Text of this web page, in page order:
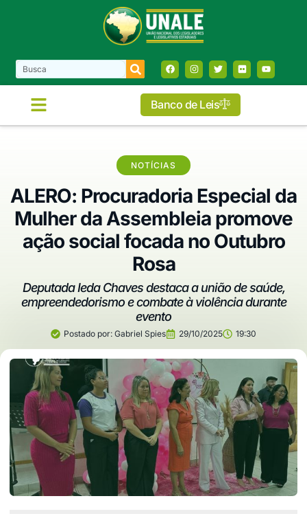
Banco de Leis
NOTÍCIAS
ALERO: Procuradoria Especial da
Mulher da Assembleia promove
ação social focada no Outubro
Rosa
Deputada Ieda Chaves destaca a união de saúde,
empreendedorismo e combate à violência durante
evento
Postado por: Gabriel Spies 29/10/2025 19:30